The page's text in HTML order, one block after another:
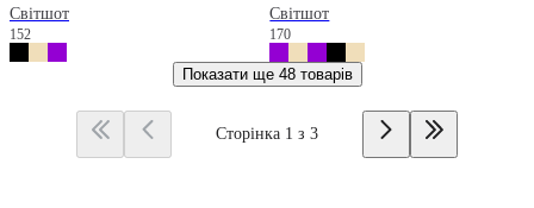
Світшот
152
Світшот
170
Показати ще 48 товарів
Сторінка 1 з 3